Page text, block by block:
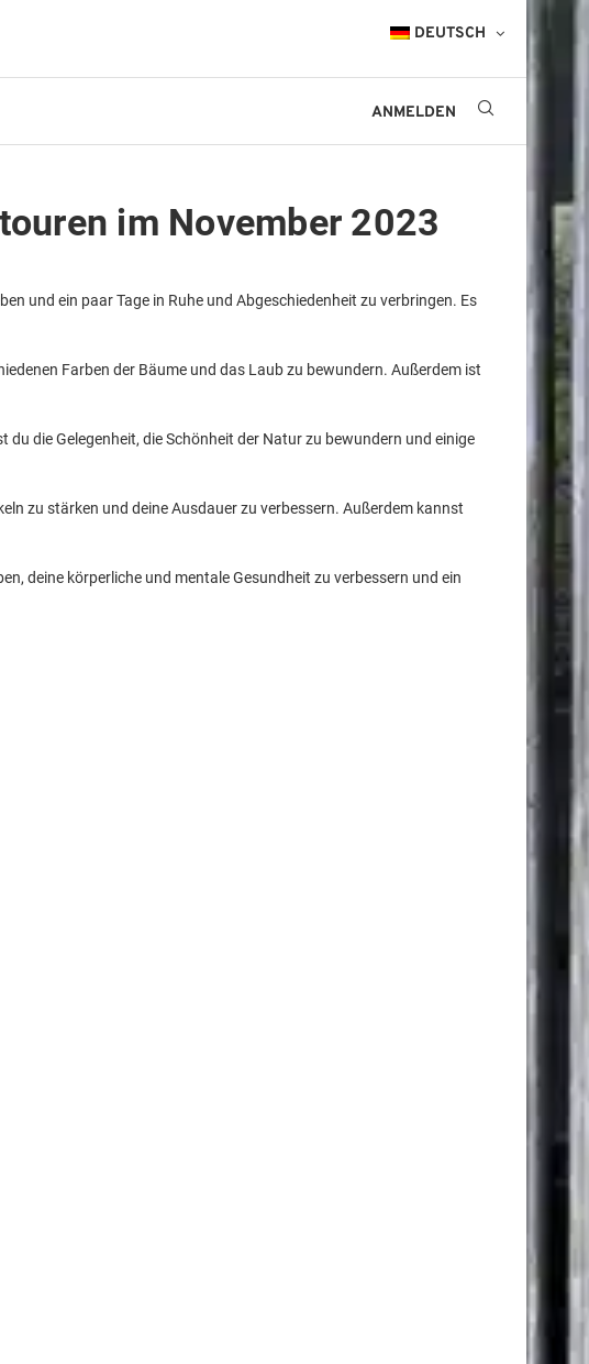
DEUTSCH
ANMELDEN
im November 2023
und ein paar Tage in Ruhe und Abgeschiedenheit zu verbringen. Es
Farben der Bäume und das Laub zu bewundern. Außerdem ist
die Gelegenheit, die Schönheit der Natur zu bewundern und einige
zu stärken und deine Ausdauer zu verbessern. Außerdem kannst
deine körperliche und mentale Gesundheit zu verbessern und ein